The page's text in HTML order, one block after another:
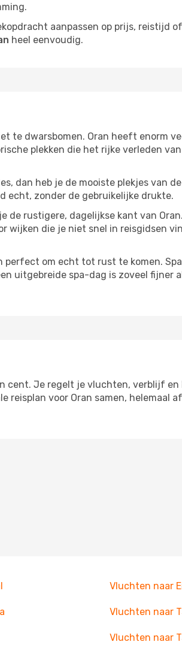
aanpassen op prijs, reistijd
heel eenvoudig.
te dwarsbomen. Oran heeft enorm
plekken die het rijke verleden
dan heb je de mooiste plekjes van
zonder de gebruikelijke drukte.
de rustigere, dagelijkse kant van
wijken die je niet snel in reisgidsen
perfect om echt tot rust te komen.
uitgebreide spa-dag is zoveel fijner
cent. Je regelt je vluchten, verblijf
reisplan voor Oran samen, helemaal
Vluchten naar
Vluchten naar
Vluchten naar